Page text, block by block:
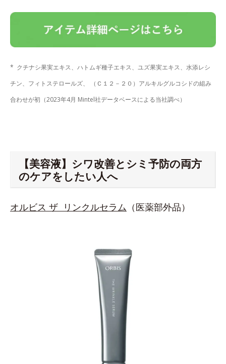
* クチナシ果実エキス、ハトムギ種子エキス、ユズ果実エキス、水添レシ
チン、フィトステロールズ、 （Ｃ１２－２０）アルキルグルコシドの組み
合わせが初（2023年4月 Mintel社データベースによる当社調べ）
【美容液】シワ改善とシミ予防の両方
のケアをしたい人へ
オルビス ザ リンクルセラム （医薬部外品）